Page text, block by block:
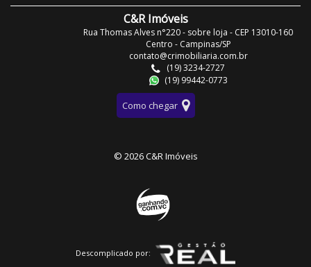
C&R Imóveis
Rua Thomas Alves n°220 - sobre loja - CEP 13010-160
Centro - Campinas/SP
contato@crimobiliaria.com.br
(19) 3234-2727
(19) 99442-0773
Como chegar
© 2026 C&R Imóveis
Descomplicado por: